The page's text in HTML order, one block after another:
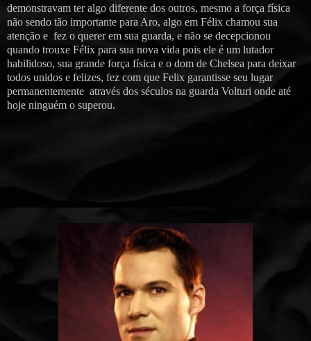
demonstravam ter algo diferente dos outros, mesmo a força física
não sendo tão importante para Aro, algo em Félix chamou sua
atenção e fez o querer em sua guarda, e não se decepcionou
quando trouxe Félix para sua nova vida pois ele é um lutador
habilidoso, sua grande força física e o dom de Chelsea para deixar
todos unidos e felizes, fez com que Felix garantisse seu lugar
permanentemente através dos séculos na guarda Volturi onde até
hoje ninguém o superou.